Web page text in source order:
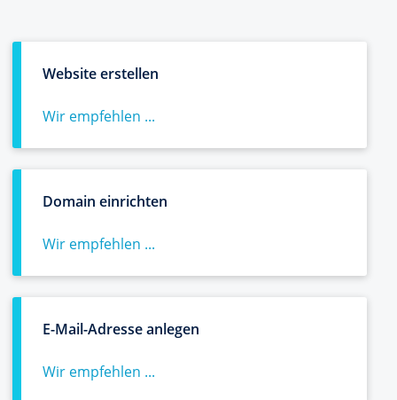
Website erstellen
Wir empfehlen ...
Domain einrichten
Wir empfehlen ...
E-Mail-Adresse anlegen
Wir empfehlen ...